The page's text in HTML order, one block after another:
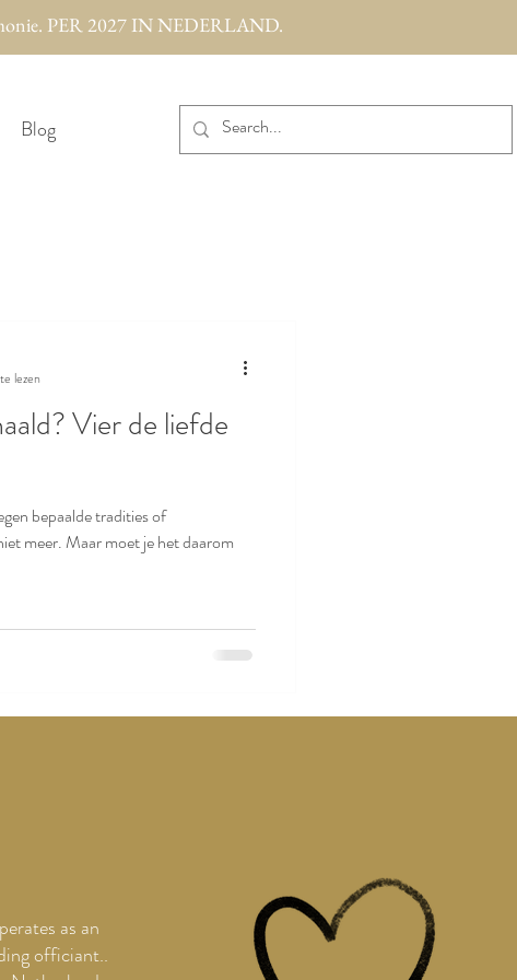
PER 2027 IN NEDERLAND.
Blog
Vier de liefde
bepaalde tradities of
meer. Maar moet je het daarom
lezen
as an
officiant..